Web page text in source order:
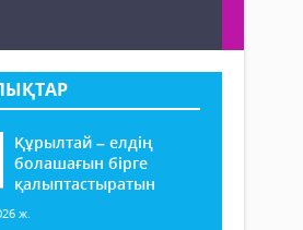
Құрылтай – елдің
болашағын бірге
қалыптастыратын
ж.